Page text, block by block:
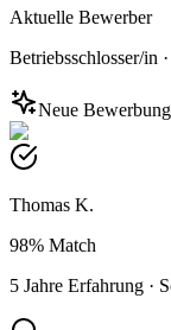
Aktuelle Bewerber
Betriebsschlosser/in ·
Neue
Thomas K.
98% Match
5 Jahre Erfahrung ·